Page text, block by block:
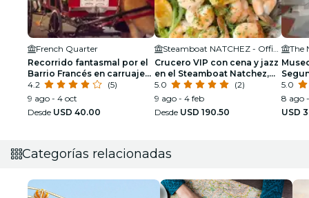
French Quarter
Recorrido fantasmal por el
Barrio Francés en carruaje
tirado por mulas
4.2
(5)
9 ago - 4 oct
Desde USD 40.00
Crucero VIP con cena y jazz
en el Steamboat Natchez,
con visita privada y barra
libre opcional.
5.0
(2)
9 ago - 4 feb
Desde USD 190.50
The
5.0
8 ago
USD
Categorías relacionadas